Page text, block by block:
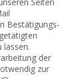
Bestätigungs-
lassen.
der
zur